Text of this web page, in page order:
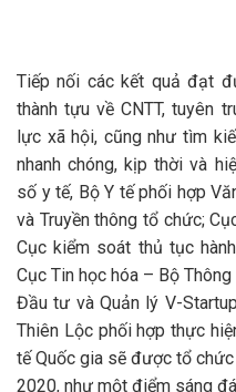
Tiếp nối các kết quả đạt
thành tựu về CNTT, tuyên
lực xã hội, cũng như tìm
nhanh chóng, kịp thời và
số y tế, Bộ Y tế phối hợp
và Truyền thông tổ chức;
Cục kiểm soát thủ tục
Cục Tin học hóa – Bộ
Đầu tư và Quản lý V-
Thiên Lộc phối hợp thực
tế Quốc gia sẽ được tổ
2020, như một điểm sáng